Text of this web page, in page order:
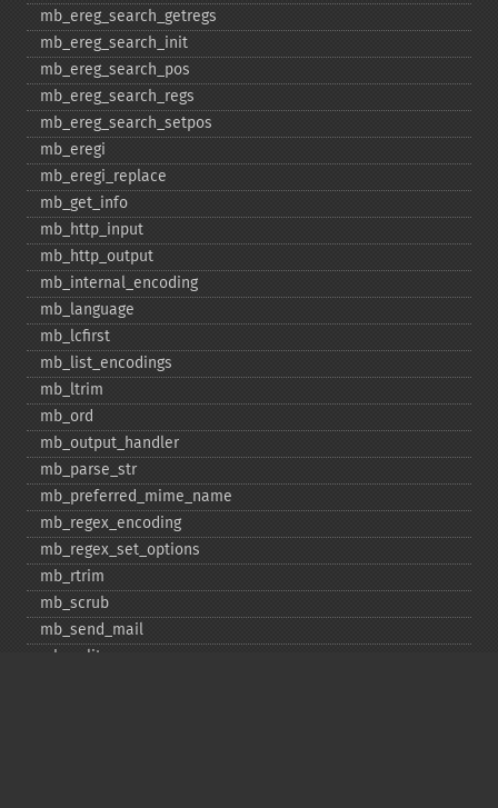
mb_​ereg_​search_​getregs
mb_​ereg_​search_​init
mb_​ereg_​search_​pos
mb_​ereg_​search_​regs
mb_​ereg_​search_​setpos
mb_​eregi
mb_​eregi_​replace
mb_​get_​info
mb_​http_​input
mb_​http_​output
mb_​internal_​encoding
mb_​language
mb_​lcfirst
mb_​list_​encodings
mb_​ltrim
mb_​ord
mb_​output_​handler
mb_​parse_​str
mb_​preferred_​mime_​name
mb_​regex_​encoding
mb_​regex_​set_​options
mb_​rtrim
mb_​scrub
mb_​send_​mail
mb_​split